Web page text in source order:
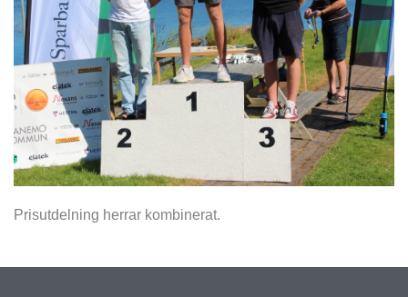
Prisutdelning herrar kombinerat.